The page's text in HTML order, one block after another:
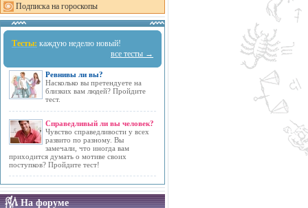
Подписка на гороскопы
Тесты: каждую неделю новый!
все тесты →
Ревнивы ли вы?
Насколько вы претендуете на
близких вам людей? Пройдите
тест.
Справедливый ли вы человек?
Чувство справедливости у всех
развито по разному. Вы
замечали, что иногда вам
приходится думать о мотиве своих
поступков? Пройдите тест!
На форуме